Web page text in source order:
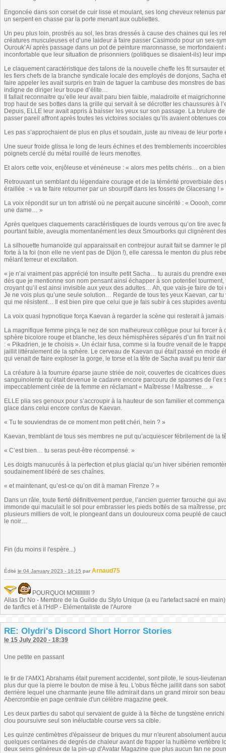
Engoncée dans son corset de cuir lisse et moulant, ses long cheveux retenus
un serpent en chasse par la porte menant aux oubliettes.
Un peu plus loin, prostrés au sol, les bras dressés à cause des chaines qui les
créatures musculeuses et d’une laideur à faire passer Casimodo pour un sex-
Ourouk’Aï après passage dans un pot de peinture maronnasse, se
inconfortable que leur situation de prisonniers (politiques se disaient-ils) leur
Le claquement caractéristique des talons de la nouvelle cheffe les fit sursauter
les fiers chefs de la branche syndicale locale des employés de donjons, Sacha
faire appeler les avait surpris en train de taguer la cambuse des monstres de
indigne de diriger leur troupe d’élite…
Il fallait reconnaitre qu’elle leur avait paru bien faible, maladroite et
trop haut de ses bottes dans la grille qui servait à se décrotter les chaussures à
Depuis, ELLE leur avait appris à baisser les yeux sur son passage. La brulure
passer pareil affront après toutes les victoires sociales qu’ils avaient obtenues
Les pas s’approchaient de plus en plus et soudain, juste au niveau de leur
Une sueur froide glissa le long de leurs échines et des tremblements
poignets cerclé du métal rouillé de leurs menottes.
Et alors cette voix, enjôleuse et vénéneuse : « alors mes petits chéris… on a
Retrouvant un semblant du légendaire courage et de la témérité proverbiale
éraillée : « va te faire retourner par un sbourpiff dans les fosses de Glacesang ! »
La voix répondit sur un ton attristé où ne perçait aucune sincérité : « Ooooh,
une dame… »
Après quelques claquements caractéristiques de lourds verrous qu’on tire avec
pourtant faible, aveugla momentanément les deux Smourborks qui clignèrent
La silhouette humanoïde qui apparaissait en contrejour aurait fait se damner le
forte à la foi (non elle ne vient pas de Dijon !), elle caressa le menton du plus
mêlant terreur et excitation.
« je n’ai vraiment pas apprécié ton insulte petit Sacha… tu aurais du prendre
dès que je mentionne son nom pensant ainsi échapper à son potentiel
croyant qu’il est ainsi invisible aux yeux des adultes… Ah, que vais-je faire de
Je ne vois plus qu’une seule solution… Regarde de tous tes yeux Kaevan, car
qui me résistent… Il est bien pire que celui que je fais subir à ces stupides
La voix quasi hypnotique força Kaevan à regarder la scène qui resterait à
La magnifique femme pinça le nez de son malheureux collègue pour lui forcer
sphère bicolore rouge et blanche, les deux hémisphères séparés d’un fin trait
: « Pikadrien, je te choisis ». Un éclair fusa, comme si la foudre venait de le
jaillit littéralement de la sphère. Le cerveau de Kaevan qui était passé en mode
qui venait de faire exploser la gorge, le torse et la tête de Sacha avait pu tenir
La créature à la fourrure éparse jaune striée de noir, couvertes de cicatrices
sanguinolente qu’était devenue le cadavre encore parcouru de spasmes de
impeccablement cirée de la femme en réclamant « Maîtresse ! Maîtresse… »
ELLE plia ses genoux pour s’accroupir à la hauteur de son familier et
glace dans celui encore confus de Kaevan.
« Tu te souviendras de ce moment mon petit chéri, hein ? »
Kaevan, tremblant de tous ses membres ne put qu’acquiescer fébrilement de la
« C’est bien… tu seras peut-être récompensé. »
Les doigts manucurés à la perfection et plus glacial qu’un hiver sibérien
soudainement libéré de ses chaînes.
« et maintenant, qu’est-ce qu’on dit à maman Fïrenze ? »
Dans un râle, toute fierté définitivement perdue, l’ancien guerrier farouche qui
immonde qui maculait le sol pour embrasser les pieds bottés de sa maîtresse,
plusieurs milliers de volt, le plongeant dans un douloureux coma peuplé de
le noir…
Fin (du moins il l'espère...)
Édité le 04 January 2023 - 16:15 par Arnaud75
POURQUOI MOIIIIIIIII ?
Alias Dr No - Membre de la Guilde du Stylo Unique (a eu l'artefact sacré en
de fanfics et à l'HdP - Elémentaliste de l'Aurore
RE: Olydri's Discord Short Horror Stories
le 15 July 2020 - 18:39
Une petite en passant
le tir de l'AMX1 Abrahams était purement accidentel, sont pilote, le sous-
plus dur que la pierre le bouton de mise à feu. L'obus flèche jaillit dans son
derrière lequel une charmante jeune fille admirait dans un grand miroir son
Abercrombie en page centrale d'un célèbre magazine geek.
Les deux parties du sabot qui servaient de guide à la flèche de tungstène
clou poursuivre seul son inéluctable course vers sa cible.
Les quinze centimètres d'épaisseur de briques du mur n'eurent absolument
quelques centaines de degrés de chaleur avant de frapper la huitième vertèbre
deux seins généreux de la pin-up d'Avatar Magazine que plus aucun fan ne